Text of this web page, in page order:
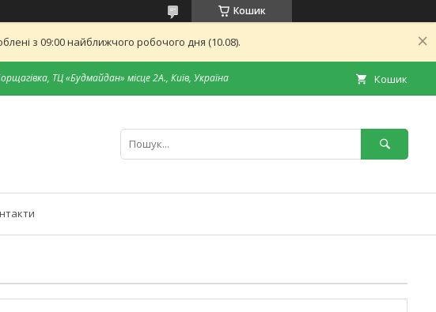
Кошик
з 09:00 найближчого робочого дня (10.08).
ТЦ «Будмайдан» місце 2А., Київ, Україна Кошик